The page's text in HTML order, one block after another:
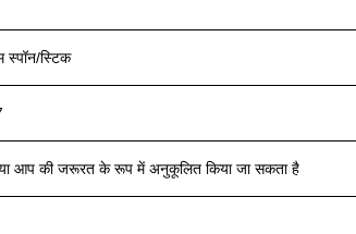
स्पॉन/स्टिक
आप की जरूरत के रूप में अनुकूलित किया जा सकता है